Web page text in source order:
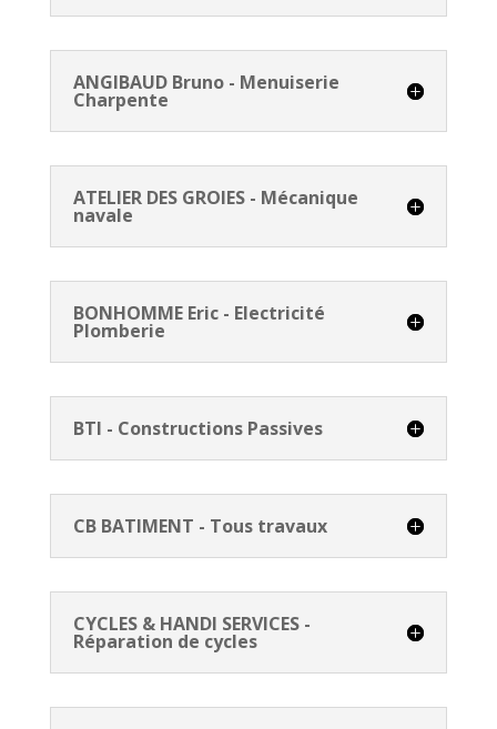
ANGIBAUD Bruno - Menuiserie
Charpente
ATELIER DES GROIES - Mécanique
navale
BONHOMME Eric - Electricité
Plomberie
BTI - Constructions Passives
CB BATIMENT - Tous travaux
CYCLES & HANDI SERVICES -
Réparation de cycles